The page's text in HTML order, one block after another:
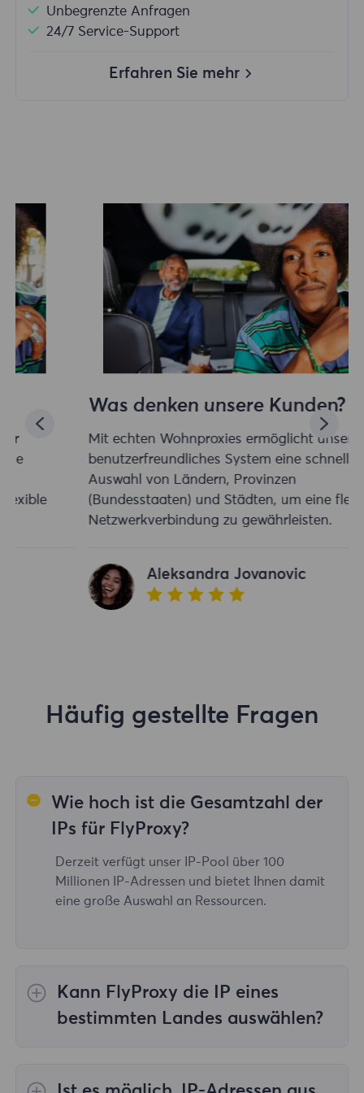
Unbegrenzte Anfragen
24/7 Service-Support
Erfahren Sie mehr
Was denken unsere Kunden?
Mit echten Wohnproxies ermöglicht unser
benutzerfreundliches System eine schnelle
Auswahl von Ländern, Provinzen
(Bundesstaaten) und Städten, um eine flexible
Netzwerkverbindung zu gewährleisten.
Aleksandra Jovanovic
Häufig gestellte Fragen
Wie hoch ist die Gesamtzahl der
IPs für FlyProxy?
Derzeit verfügt unser IP-Pool über 100
Millionen IP-Adressen und bietet Ihnen damit
eine große Auswahl an Ressourcen.
Kann FlyProxy die IP eines
bestimmten Landes auswählen?